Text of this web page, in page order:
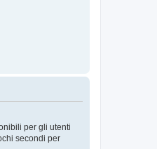
per gli utenti
secondi per